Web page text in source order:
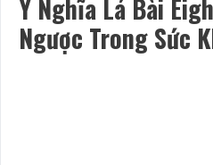
Ý Nghĩa Lá Bài
Ngược Trong Sức